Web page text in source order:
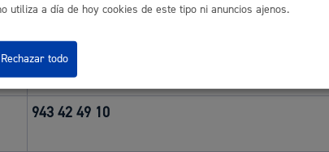
943 21 80 88
943 42 49 10
utiliza a día de hoy cookies de este tipo ni anuncios ajenos.
Rechazar todo